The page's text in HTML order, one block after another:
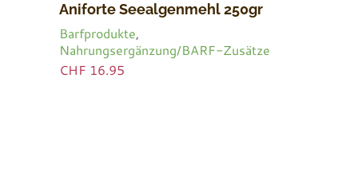
Aniforte Seealgenmehl 250gr
Barfprodukte,
Nahrungsergänzung/BARF-Zusätze
CHF 16.95